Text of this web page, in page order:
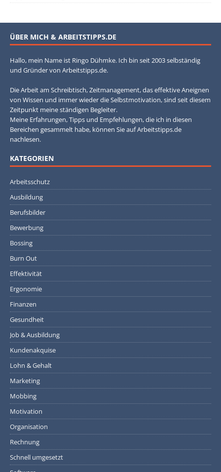
ÜBER MICH & ARBEITSTIPPS.DE
Hallo, mein Name ist Ringo Dühmke. Ich bin seit 2003 selbständig
und Gründer von Arbeitstipps.de.
Die Arbeit am Schreibtisch, Zeitmanagement, das effektive Aneignen
von Wissen und immer wieder die Selbstmotivation, sind seit diesem
Zeitpunkt meine ständigen Begleiter.
Meine Erfahrungen, Tipps und Empfehlungen, die ich in diesen
Bereichen gesammelt habe, können Sie auf Arbeitstipps.de
nachlesen.
KATEGORIEN
Arbeitsschutz
Ausbildung
Berufsbilder
Bewerbung
Bossing
Burn Out
Effektivität
Ergonomie
Finanzen
Gesundheit
Job & Ausbildung
Kundenakquise
Lohn & Gehalt
Marketing
Mobbing
Motivation
Organisation
Rechnung
Schnell umgesetzt